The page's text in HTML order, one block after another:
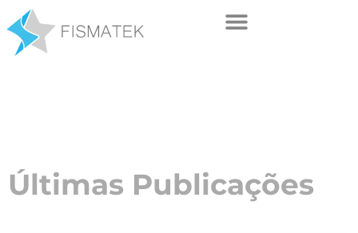
Últimas Publicações